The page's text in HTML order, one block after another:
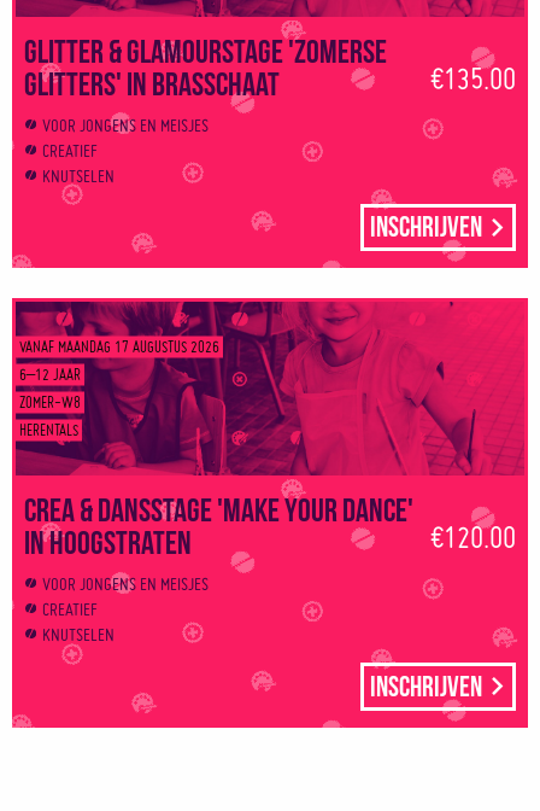
Glitter & Glamourstage 'Zomerse
glitters' in Brasschaat
€135.00
VOOR JONGENS EN MEISJES
CREATIEF
KNUTSELEN
Inschrijven
VANAF MAANDAG 17 AUGUSTUS 2026
6–12 JAAR
ZOMER-W8
HERENTALS
Crea & Dansstage 'Make your dance'
in Hoogstraten
€120.00
VOOR JONGENS EN MEISJES
CREATIEF
KNUTSELEN
Inschrijven